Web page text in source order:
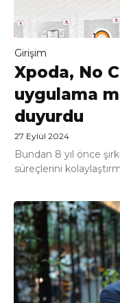
Girişim
Xpoda, No
uygulama
duyurdu
27 Eylül 2024
Bundan 8 yıl önce
süreçlerini